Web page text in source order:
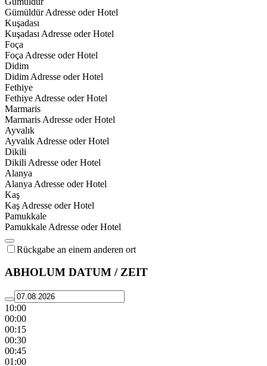
Gümüldür Adresse oder Hotel
Kuşadası
Kuşadası Adresse oder Hotel
Foça
Foça Adresse oder Hotel
Didim
Didim Adresse oder Hotel
Fethiye
Fethiye Adresse oder Hotel
Marmaris
Marmaris Adresse oder Hotel
Ayvalık
Ayvalık Adresse oder Hotel
Dikili
Dikili Adresse oder Hotel
Alanya
Alanya Adresse oder Hotel
Kaş
Kaş Adresse oder Hotel
Pamukkale
Pamukkale Adresse oder Hotel
Rückgabe an einem anderen ort
ABHOLUM DATUM / ZEIT
10:00
00:00
00:15
00:30
00:45
01:00